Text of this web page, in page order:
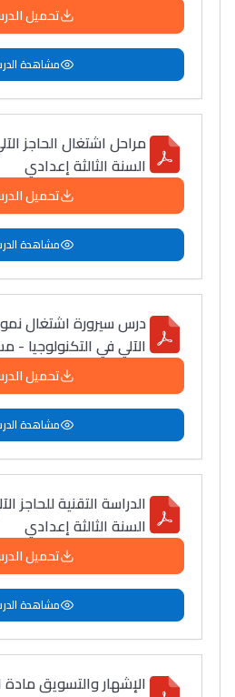
تحميل
مشاهدة
مراحل اشتغال الحاجز
السنة الثالثة إعدادي
تحميل
مشاهدة
درس سيرورة اشتغال
الآلي في التكنولوجيا -
تحميل
مشاهدة
الدراسة التقنية للحاجز
السنة الثالثة إعدادي
تحميل
مشاهدة
الإشهار والتسويق مادة